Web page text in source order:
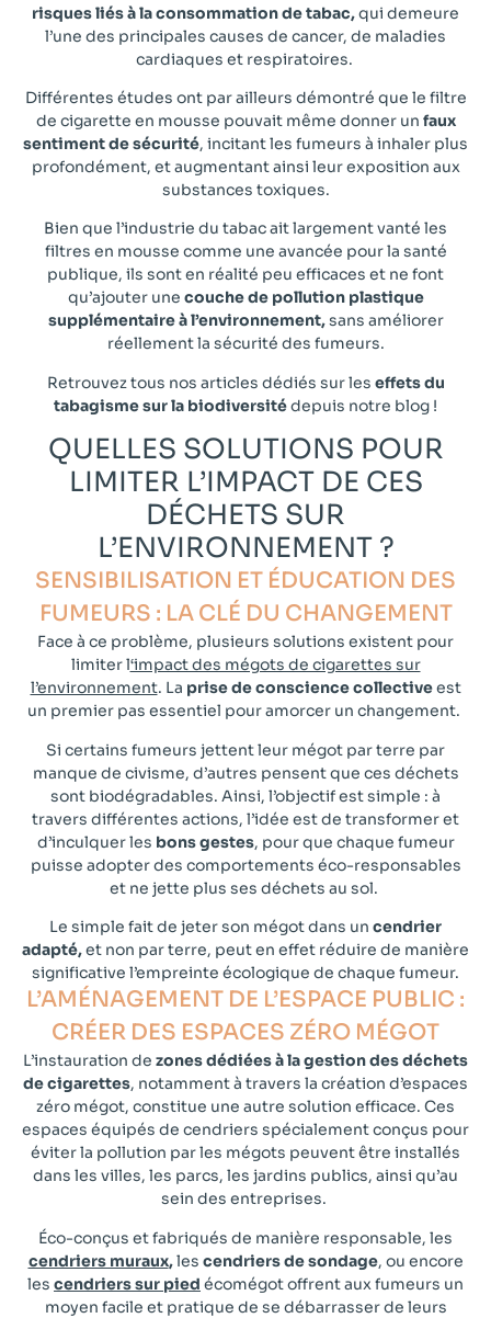
risques liés à la consommation de tabac,qui demeure
l’une des principales causes de cancer, de maladies
cardiaques et respiratoires.
Différentes études ont par ailleurs démontré que le filtre
de cigarette en mousse pouvait même donner un faux
sentiment de sécurité, incitant les fumeurs à inhaler plus
profondément, et augmentant ainsi leur exposition aux
substances toxiques.
Bien que l’industrie du tabac ait largement vanté les
filtres en mousse comme une avancée pour la santé
publique, ils sont en réalité peu efficaces et ne font
qu’ajouter une couche de pollution plastique
supplémentaire à l’environnement,sans améliorer
réellement la sécurité des fumeurs.
Retrouvez tous nos articles dédiés sur les effets du
tabagisme sur la biodiversitédepuis notre blog !
QUELLES SOLUTIONS POUR
LIMITER L’IMPACT DE CES
DÉCHETS SUR
L’ENVIRONNEMENT ?​
SENSIBILISATION ET ÉDUCATION DES
FUMEURS : LA CLÉ DU CHANGEMENT​
Face à ce problème, plusieurs solutions existent pour
limiter l‘impact des mégots de cigarettes sur
l’environnement. La prise de conscience collectiveest
un premier pas essentiel pour amorcer un changement.
Si certains fumeurs jettent leur mégot par terre par
manque de civisme, d’autres pensent que ces déchets
sont biodégradables. Ainsi, l’objectif est simple : à
travers différentes actions, l’idée est de transformer et
d’inculquer les bons gestes, pour que chaque fumeur
puisse adopter des comportements éco-responsables
et ne jette plus ses déchets au sol.
Le simple fait de jeter son mégot dans un cendrier
adapté,et non par terre, peut en effet réduire de manière
significative l’empreinte écologique de chaque fumeur.
L’AMÉNAGEMENT DE L’ESPACE PUBLIC :
CRÉER DES ESPACES ZÉRO MÉGOT​
L’instauration de zones dédiées à la gestion des déchets
de cigarettes, notamment à travers la création d’espaces
zéro mégot, constitue une autre solution efficace. Ces
espaces équipés de cendriers spécialement conçus pour
éviter la pollution par les mégots peuvent être installés
dans les villes, les parcs, les jardins publics, ainsi qu’au
sein des entreprises.
Éco-conçus et fabriqués de manière responsable, les
cendriers muraux,les cendriers de sondage, ou encore
les cendriers sur pied écomégot offrent aux fumeurs un
moyen facile et pratique de se débarrasser de leurs